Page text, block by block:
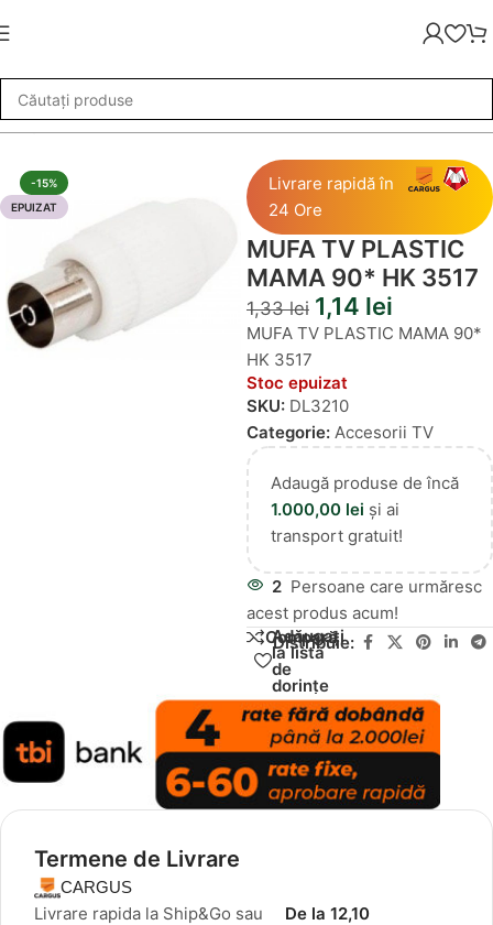
»Accesorii TV»MUFA TV PLASTIC MAMA 90* HK 3517
-15%
EPUIZAT
Livrare rapidă în
24 Ore
MUFA TV PLASTIC
MAMA 90* HK 3517
1,33lei 1,14 lei
MUFA TV PLASTIC MAMA 90*
HK 3517
Stoc epuizat
SKU: DL3210
Categorie: Accesorii TV
Adaugă produse de încă
1.000,00 lei și ai
transport gratuit!
2 Persoane care urmăresc
acest produs acum!
Compară
Adăugați
la lista
de
dorințe
Distribuie:
Termene de Livrare
CARGUS
Livrare rapida la Ship&Go sau
De la 12,10